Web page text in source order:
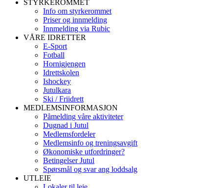
STYRKEROMMET
Info om styrkerommet
Priser og innmelding
Innmelding via Rubic
VÅRE IDRETTER
E-Sport
Fotball
Hornigjengen
Idrettskolen
Ishockey
Jutulkara
Ski / Friidrett
MEDLEMSINFORMASJON
Påmelding våre aktiviteter
Dugnad i Jutul
Medlemsfordeler
Medlemsinfo og treningsavgift
Økonomiske utfordringer?
Betingelser Jutul
Spørsmål og svar ang loddsalg
UTLEIE